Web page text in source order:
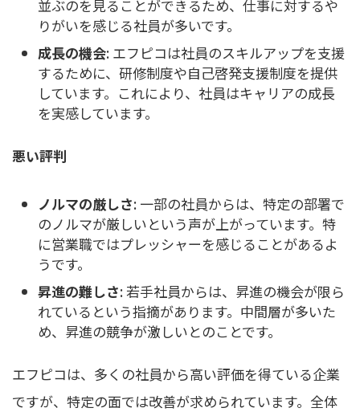
並ぶのを見ることができるため、仕事に対するや
りがいを感じる社員が多いです。
成長の機会: エフピコは社員のスキルアップを支援
するために、研修制度や自己啓発支援制度を提供
しています。これにより、社員はキャリアの成長
を実感しています。
悪い評判
ノルマの厳しさ: 一部の社員からは、特定の部署で
のノルマが厳しいという声が上がっています。特
に営業職ではプレッシャーを感じることがあるよ
うです。
昇進の難しさ: 若手社員からは、昇進の機会が限ら
れているという指摘があります。中間層が多いた
め、昇進の競争が激しいとのことです。
エフピコは、多くの社員から高い評価を得ている企業
ですが、特定の面では改善が求められています。全体